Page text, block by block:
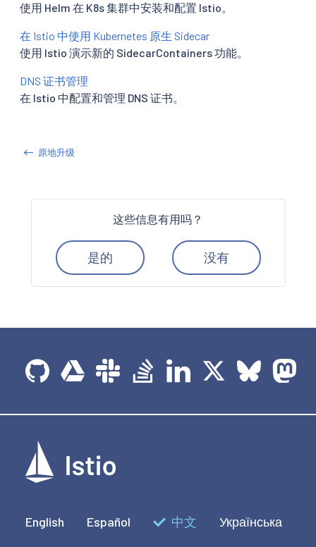
使用 Helm 在 K8s 集群中安装和配置 Istio。
在 Istio 中使用 Kubernetes 原生 Sidecar
使用 Istio 演示新的 SidecarContainers 功能。
DNS 证书管理
在 Istio 中配置和管理 DNS 证书。
原地升级
这些信息有用吗？
是的 没有
English Español 中文 Українська